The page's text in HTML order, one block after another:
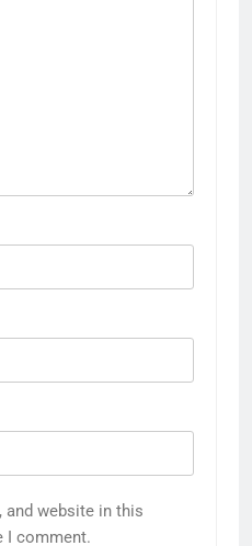
and website in this
I comment.